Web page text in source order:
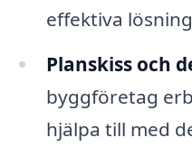
effektiva
Planskiss och
byggföretag
hjälpa till med